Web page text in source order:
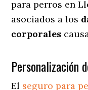
para perros en
asociados a los
corporales
Personalización
El seguro para